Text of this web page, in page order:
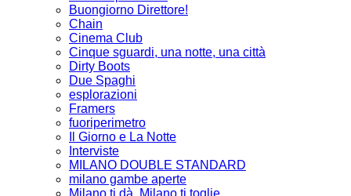
Buongiorno Direttore!
Chain
Cinema Club
Cinque sguardi, una notte, una città
Dirty Boots
Due Spaghi
esplorazioni
Framers
fuoriperimetro
Il Giorno e La Notte
Interviste
MILANO DOUBLE STANDARD
milano gambe aperte
Milano ti dà, Milano ti toglie